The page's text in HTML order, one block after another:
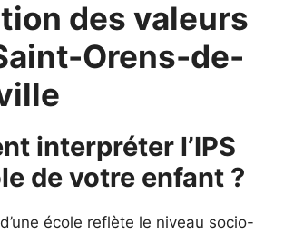
des valeurs
Orens-de-
interpréter l’IPS
de votre enfant ?
école reflète le niveau socio-